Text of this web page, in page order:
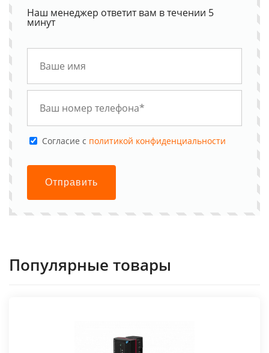
Наш менеджер ответит вам в течении 5
минут
Cогласие с политикой конфиденциальности
Отправить
Популярные товары